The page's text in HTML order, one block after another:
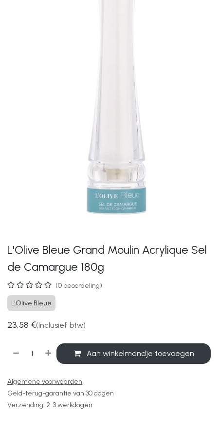
L'Olive Bleue Grand Moulin Acrylique Sel
de Camargue 180g
(0 beoordeling)
L'Olive Bleue
23,58 €(Inclusief btw)
Aan winkelmandje toevoegen
Algemene voorwaarden
Geld-terug-garantie van 30 dagen
Verzending: 2-3 werkdagen